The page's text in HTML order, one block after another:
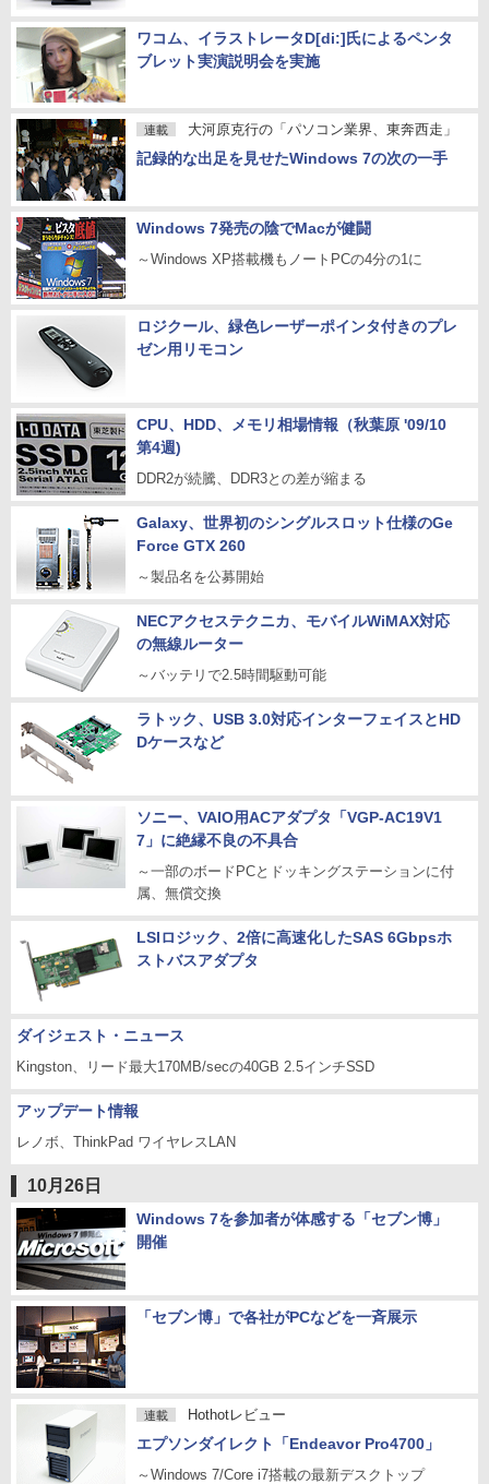
ワコム、イラストレータD[di:]氏によるペンタ
ブレット実演説明会を実施
連載 大河原克行の「パソコン業界、東奔西走」
記録的な出足を見せたWindows 7の次の一手
Windows 7発売の陰でMacが健闘
～Windows XP搭載機もノートPCの4分の1に
ロジクール、緑色レーザーポインタ付きのプレ
ゼン用リモコン
CPU、HDD、メモリ相場情報（秋葉原 '09/10
第4週)
DDR2が続騰、DDR3との差が縮まる
Galaxy、世界初のシングルスロット仕様のGe
Force GTX 260
～製品名を公募開始
NECアクセステクニカ、モバイルWiMAX対応
の無線ルーター
～バッテリで2.5時間駆動可能
ラトック、USB 3.0対応インターフェイスとHD
Dケースなど
ソニー、VAIO用ACアダプタ「VGP-AC19V1
7」に絶縁不良の不具合
～一部のボードPCとドッキングステーションに付
属、無償交換
LSIロジック、2倍に高速化したSAS 6Gbpsホ
ストバスアダプタ
ダイジェスト・ニュース
Kingston、リード最大170MB/secの40GB 2.5インチSSD
アップデート情報
レノボ、ThinkPad ワイヤレスLAN
10月26日
Windows 7を参加者が体感する「セブン博」
開催
「セブン博」で各社がPCなどを一斉展示
連載 Hothotレビュー
エプソンダイレクト「Endeavor Pro4700」
～Windows 7/Core i7搭載の最新デスクトップ